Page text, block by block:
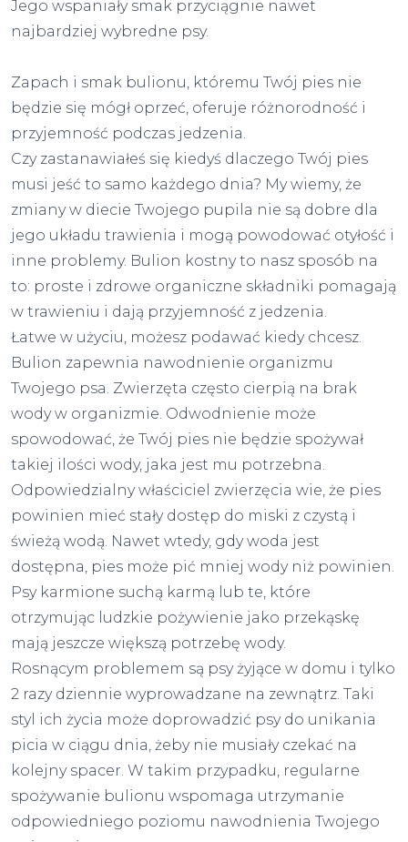
Jego wspaniały smak przyciągnie nawet
najbardziej wybredne psy.
Zapach i smak bulionu, któremu Twój pies nie
będzie się mógł oprzeć, oferuje różnorodność i
przyjemność podczas jedzenia.
Czy zastanawiałeś się kiedyś dlaczego Twój pies
musi jeść to samo każdego dnia? My wiemy, że
zmiany w diecie Twojego pupila nie są dobre dla
jego układu trawienia i mogą powodować otyłość i
inne problemy. Bulion kostny to nasz sposób na
to: proste i zdrowe organiczne składniki pomagają
w trawieniu i dają przyjemność z jedzenia.
Łatwe w użyciu, możesz podawać kiedy chcesz.
Bulion zapewnia nawodnienie organizmu
Twojego psa. Zwierzęta często cierpią na brak
wody w organizmie. Odwodnienie może
spowodować, że Twój pies nie będzie spożywał
takiej ilości wody, jaka jest mu potrzebna.
Odpowiedzialny właściciel zwierzęcia wie, że pies
powinien mieć stały dostęp do miski z czystą i
świeżą wodą. Nawet wtedy, gdy woda jest
dostępna, pies może pić mniej wody niż powinien.
Psy karmione suchą karmą lub te, które
otrzymując ludzkie pożywienie jako przekąskę
mają jeszcze większą potrzebę wody.
Rosnącym problemem są psy żyjące w domu i tylko
2 razy dziennie wyprowadzane na zewnątrz. Taki
styl ich życia może doprowadzić psy do unikania
picia w ciągu dnia, żeby nie musiały czekać na
kolejny spacer. W takim przypadku, regularne
spożywanie bulionu wspomaga utrzymanie
odpowiedniego poziomu nawodnienia Twojego